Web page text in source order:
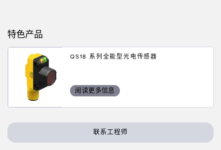
转换器
软件
传感器GUI软件
特色产品
QS18 系列全能型光电传感器
阅读更多信息
联系工程师